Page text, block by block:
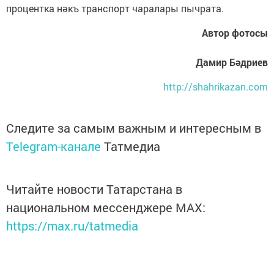
процентка нәкъ транспорт чаралары пычрата.
Автор фотосы
Дамир Бәдриев
http://shahrikazan.com
Следите за самым важным и интересным в
Telegram-канале Татмедиа
Читайте новости Татарстана в
национальном мессенджере MАХ:
https://max.ru/tatmedia